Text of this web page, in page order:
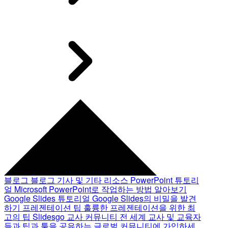
블로그 블로그 기사 및 기타 리소스 PowerPoint 튜토리
얼 Microsoft PowerPoint로 작업하는 방법 알아보기
Google Slides 튜토리얼 Google Slides의 비밀을 발견
하기 프레젠테이션 팁 훌륭한 프레젠테이션을 위한 최
고의 팁 Slidesgo 교사 커뮤니티 전 세계 교사 및 교육자